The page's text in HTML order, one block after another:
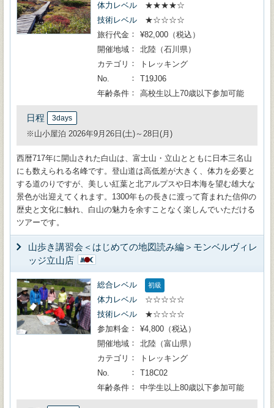
体力レベル
★★★★☆
技術レベル
★☆☆☆☆
旅行代金
¥82,000（税込）
開催地域
北陸（石川県）
カテゴリ
トレッキング
No.
T19J06
年齢条件
高校生以上70歳以下参加可能
日程 3days
※山小屋泊 2026年9月26日(土)～28日(月)
西暦717年に開山された白山は、富士山・立山とともに日本三名山
にも数えられる名峰です。登山道は高低差が大きく、体力を必要と
する道のりですが、美しい紅葉と北アルプスや日本海を望む雄大な
景色が出迎えてくれます。1300年もの長きに渡って育まれた信仰の
歴史と文化に触れ、白山の魅力を余すことなく楽しんでいただける
ツアーです。
山歩き講習会＜はじめての地図読み編＞モンベルヴィレ
ッジ立山店
総合レベル 初級
体力レベル
☆☆☆☆☆
技術レベル
★☆☆☆☆
参加料金
¥4,800（税込）
開催地域
北陸（富山県）
カテゴリ
トレッキング
No.
T18C02
年齢条件
中学生以上80歳以下参加可能